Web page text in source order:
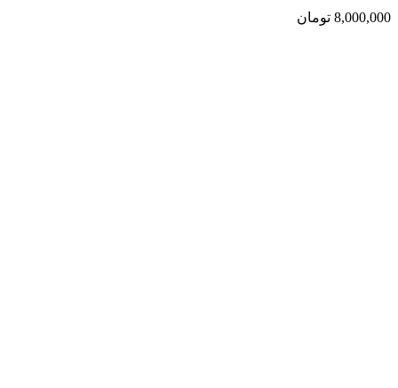
8,000,000 تومان